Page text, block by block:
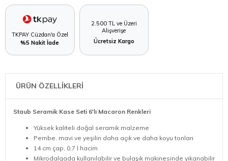
TKPAY Cüzdan'a Özel
%5 Nakit İade
2.500 TL ve Üzeri
Alışverişe
Ücretsiz Kargo
ÜRÜN ÖZELLİKLERİ
Staub Seramik Kase Seti 6'lı Macaron Renkleri
Yüksek kaliteli doğal seramik malzeme
Pembe, mavi ve yeşilin daha açık ve daha koyu tonları
14 cm çap, 0,7 l hacim
Mikrodalgada kullanılabilir ve bulaşık makinesinde yıkanabilir